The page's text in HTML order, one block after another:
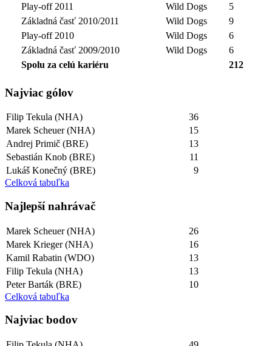
Play-off 2011
Wild Dogs
5
Základná časť 2010/2011
Wild Dogs
9
Play-off 2010
Wild Dogs
6
Základná časť 2009/2010
Wild Dogs
6
Spolu za celú kariéru
212
Najviac gólov
Filip Tekula (NHA)
36
Marek Scheuer (NHA)
15
Andrej Primič (BRE)
13
Sebastián Knob (BRE)
11
Lukáš Konečný (BRE)
9
Celková tabuľka
Najlepší­ nahrávač
Marek Scheuer (NHA)
26
Marek Krieger (NHA)
16
Kamil Rabatin (WDO)
13
Filip Tekula (NHA)
13
Peter Barták (BRE)
10
Celková tabuľka
Najviac bodov